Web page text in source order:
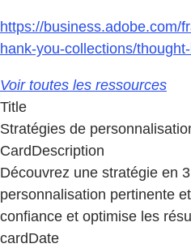
https://business.adobe.com/
hank-you-collections/
Voir toutes les ressources
Title
Stratégies de
CardDescription
Découvrez une stratégie en
personnalisation pertinente
confiance et optimise les
cardDate